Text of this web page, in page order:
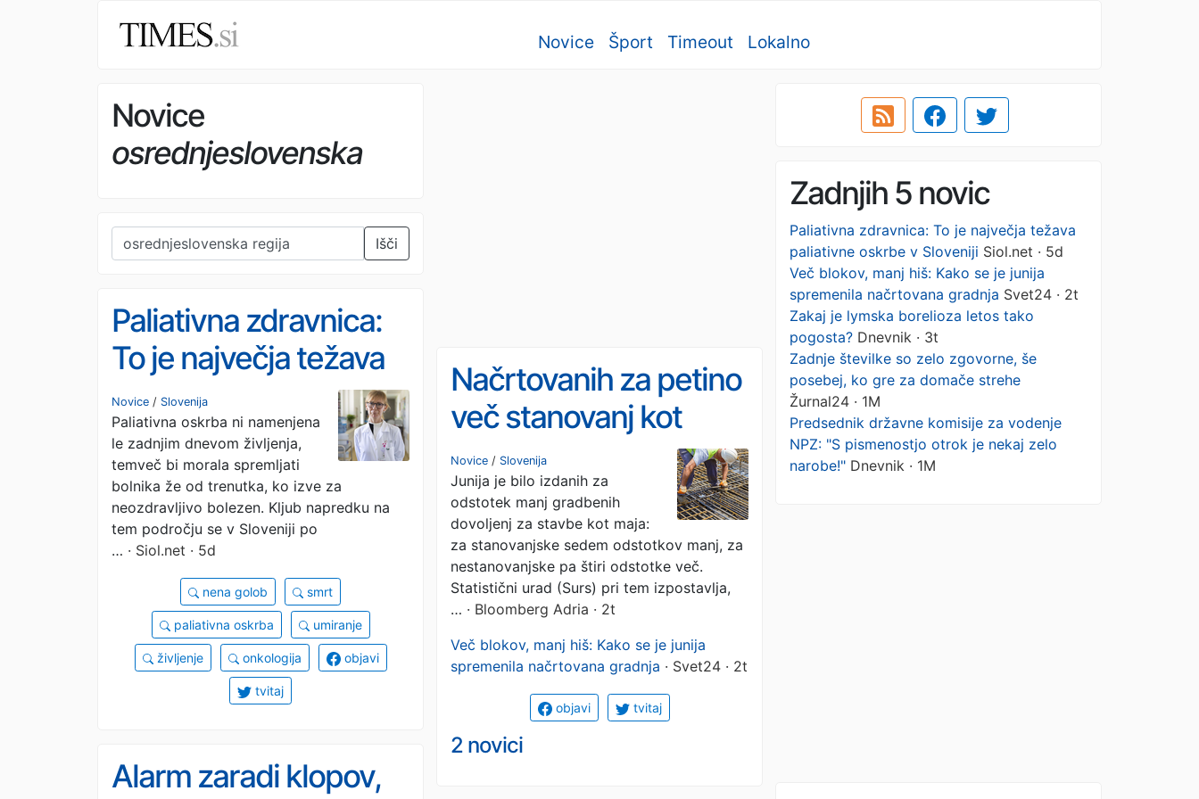
Novice Šport Timeout Lokalno
Novice
osrednjeslovenska
Išči
Zadnjih 5 novic
Paliativna zdravnica: To je največja težava
paliativne oskrbe v Sloveniji Siol.net · 5d
Več blokov, manj hiš: Kako se je junija
spremenila načrtovana gradnja Svet24 · 2t
Zakaj je lymska borelioza letos tako
pogosta? Dnevnik · 3t
Zadnje številke so zelo zgovorne, še
posebej, ko gre za domače strehe
Žurnal24 · 1M
Predsednik državne komisije za vodenje
NPZ: "S pismenostjo otrok je nekaj zelo
narobe!" Dnevnik · 1M
Paliativna zdravnica:
To je največja težava
paliativne oskrbe v
Sloveniji
Novice / Slovenija
Paliativna oskrba ni namenjena
le zadnjim dnevom življenja,
temveč bi morala spremljati
bolnika že od trenutka, ko izve za
neozdravljivo bolezen. Kljub napredku na
tem področju se v Sloveniji po
… · Siol.net · 5d
nena golob smrt
paliativna oskrba umiranje
življenje onkologija objavi
tvitaj
Načrtovanih za petino
več stanovanj kot
maja, največ jih bo v
osrednjeslovenski
regiji
Novice / Slovenija
Junija je bilo izdanih za
odstotek manj gradbenih
dovoljenj za stavbe kot maja:
za stanovanjske sedem odstotkov manj, za
nestanovanjske pa štiri odstotke več.
Statistični urad (Surs) pri tem izpostavlja,
… · Bloomberg Adria · 2t
Več blokov, manj hiš: Kako se je junija
spremenila načrtovana gradnja · Svet24 · 2t
objavi tvitaj
2 novici
Alarm zaradi klopov,